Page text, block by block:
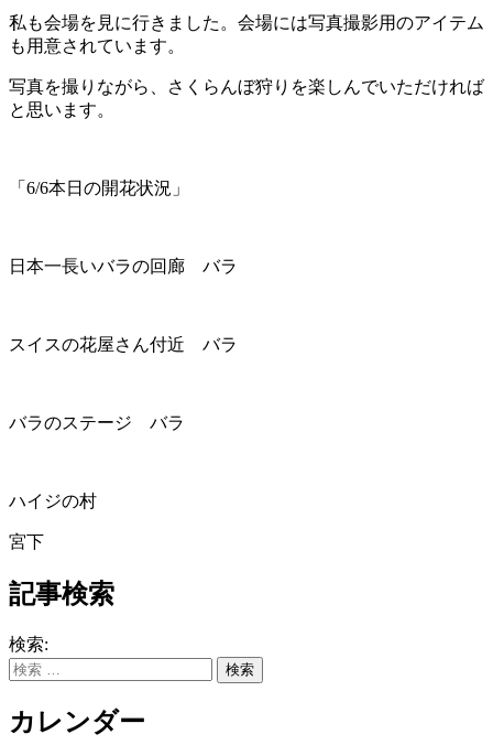
私も会場を見に行きました。会場には写真撮影用のアイテム
も用意されています。
写真を撮りながら、さくらんぼ狩りを楽しんでいただければ
と思います。
「6/6本日の開花状況」
日本一長いバラの回廊 バラ
スイスの花屋さん付近 バラ
バラのステージ バラ
ハイジの村
宮下
記事検索
検索:
カレンダー